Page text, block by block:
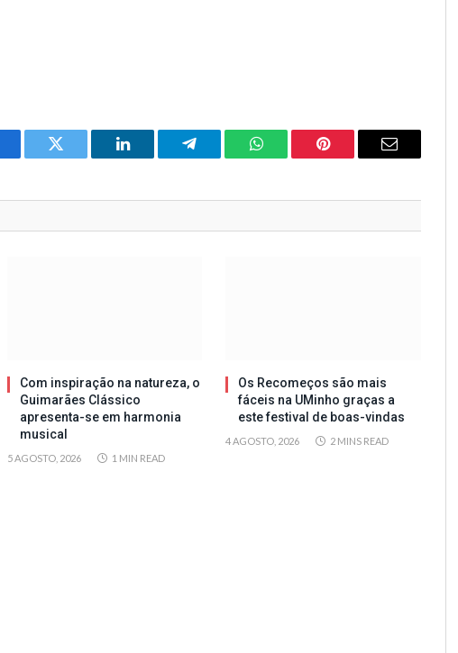
Twitter LinkedIn Telegram WhatsAppPinterest Email
Com inspiração na natureza, o
Guimarães Clássico
apresenta-se em harmonia
musical
5 AGOSTO, 2026 1 MIN READ
Os Recomeços são mais
fáceis na UMinho graças a
este festival de boas-vindas
4 AGOSTO, 2026 2 MINS READ